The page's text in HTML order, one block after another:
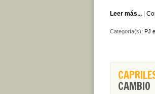
Leer más...
Categoría(s): PJ
CAMBIO